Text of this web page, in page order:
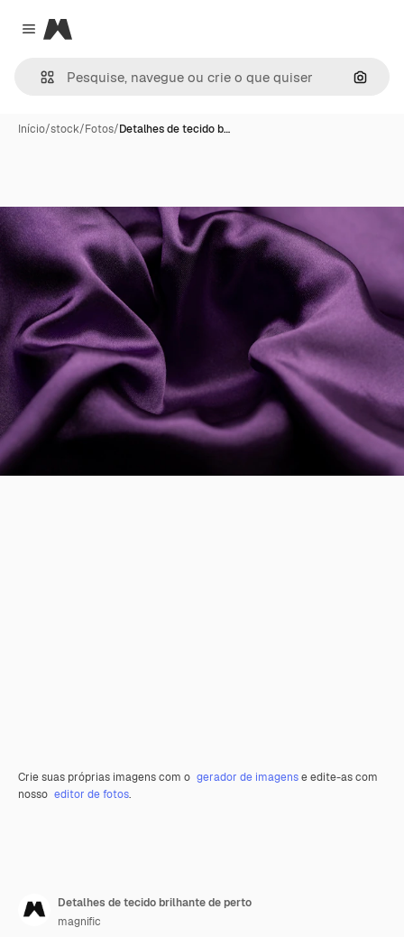
Close menu
Magnific
Início/stock/Fotos/Detalhes de tecido b…
Crie suas próprias imagens com o gerador de imagense edite-as com
nosso editor de fotos.
Detalhes de tecido brilhante de perto
magnific